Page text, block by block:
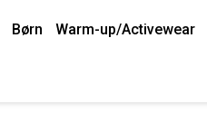
Børn Warm-up/Activewear